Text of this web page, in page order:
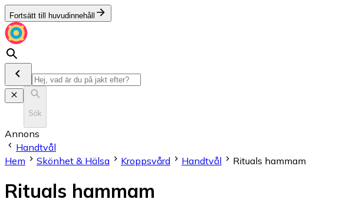
Fortsätt till huvudinnehåll
Sök
Annons
Handtvål
Hem
Skönhet & Hälsa Kroppsvård Handtvål Rituals hammam
Rituals hammam